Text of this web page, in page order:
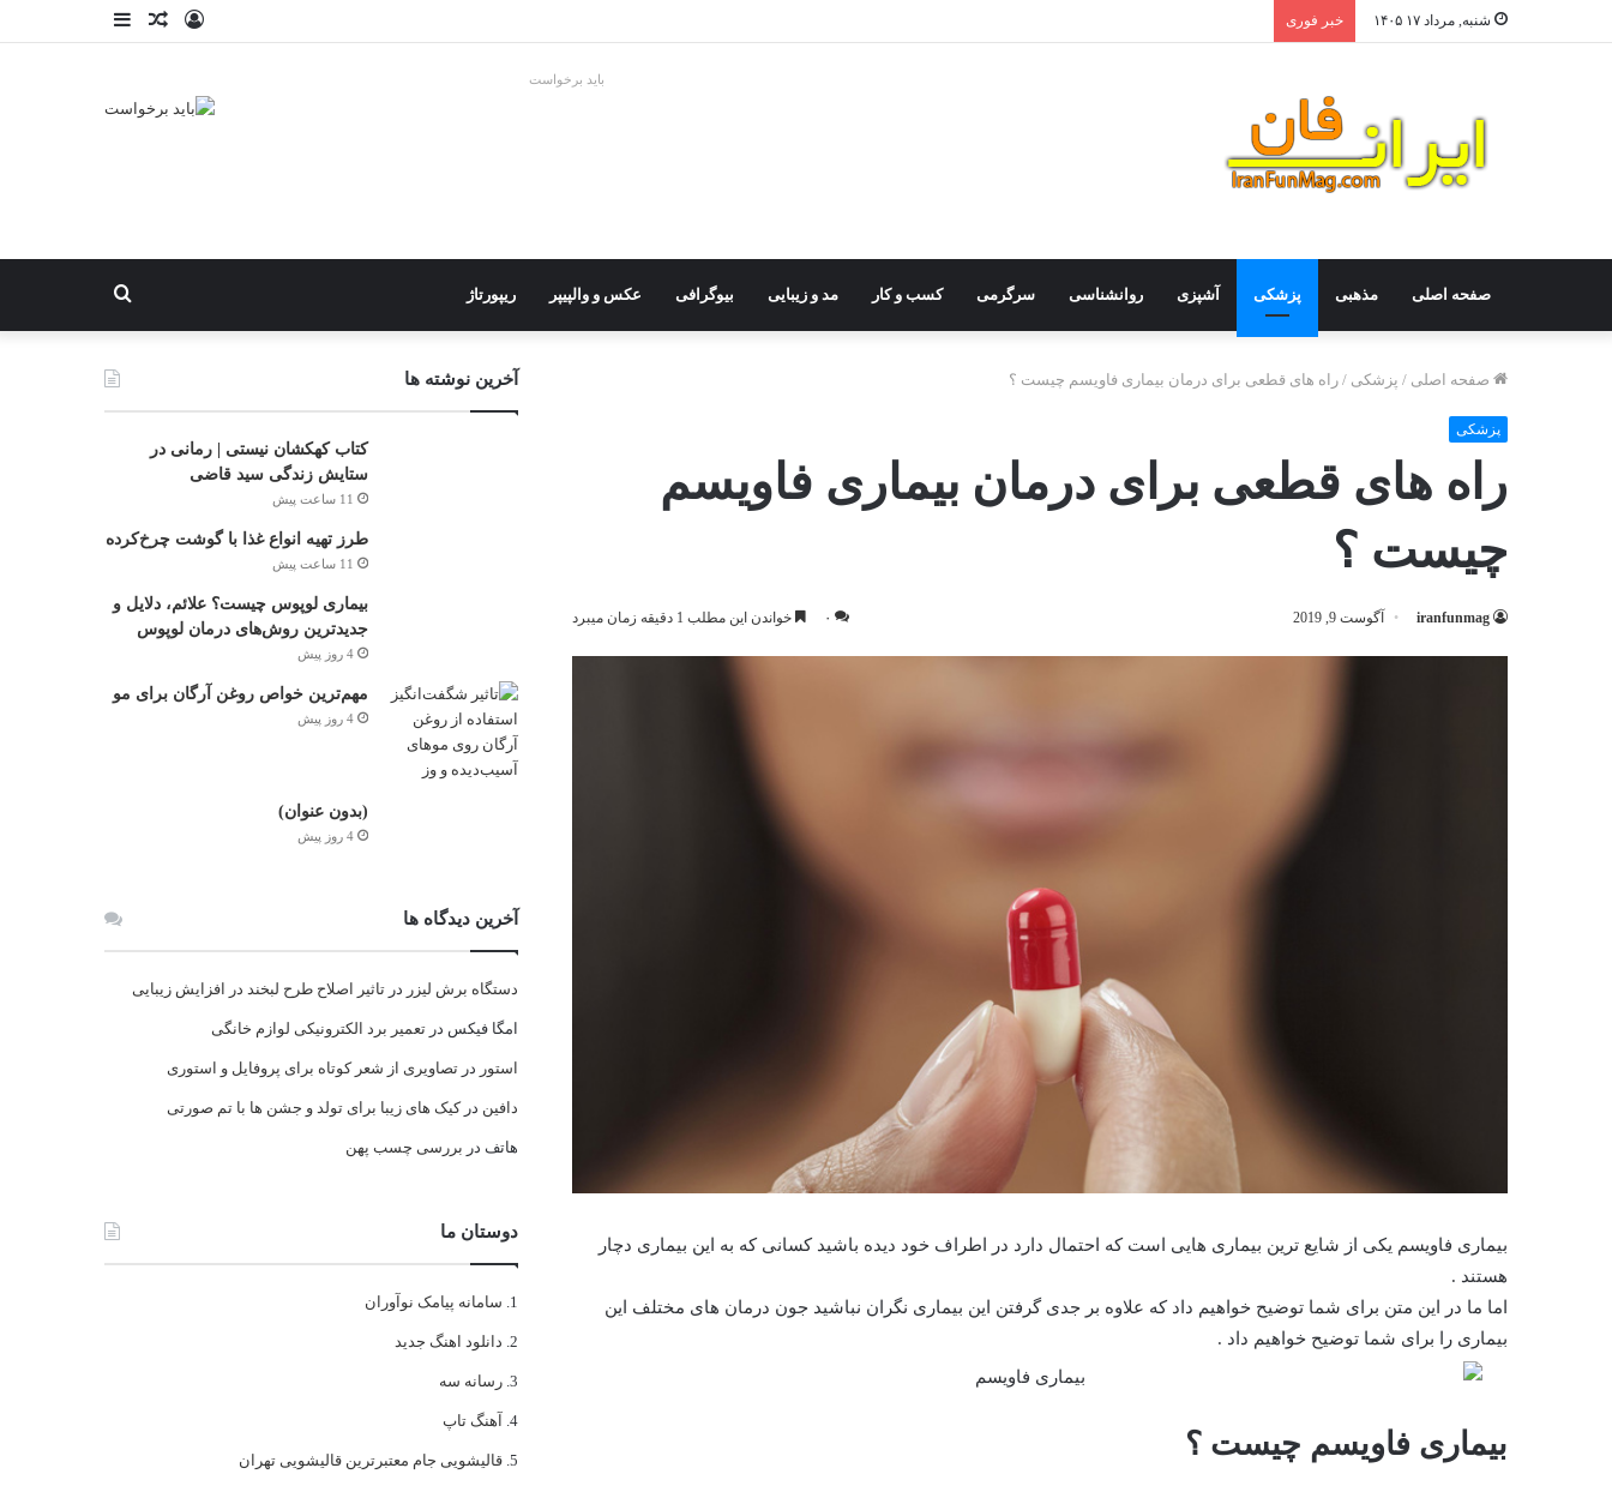
شنبه, مرداد ۱۷ ۱۴۰۵ خبر فوری نوشته ورود
باید برخواست
صفحه اصلی مذهبی پزشکی آشپزی روانشناسی سرگرمی کسب و کار مد و زیبایی بیوگرافی عکس و والپیپر ریپورتاژ
برای
صفحه اصلی / پزشکی / راه های قطعی برای درمان بیماری فاویسم چیست ؟
پزشکی
راه های قطعی برای درمان بیماری فاویسم
چیست ؟
iranfunmag آگوست 9, 2019 ۰ خواندن این مطلب 1 دقیقه زمان میبرد
بیماری فاویسم یکی از شایع ترین بیماری هایی است که احتمال دارد در اطراف خود دیده باشید کسانی که به این بیماری دچار
هستند .
اما ما در این متن برای شما توضیح خواهیم داد که علاوه بر جدی گرفتن این بیماری نگران نباشید جون درمان های مختلف این
بیماری را برای شما توضیح خواهیم داد .
بیماری فاویسم چیست ؟
آخرین نوشته ها
کتاب کهکشان نیستی | رمانی در
ستایش زندگی سید قاضی
11 ساعت پیش
طرز تهیه انواع غذا با گوشت چرخ‌کرده
11 ساعت پیش
بیماری لوپوس چیست؟ علائم، دلایل و
جدیدترین روش‌های درمان لوپوس
4 روز پیش
مهم‌ترین خواص روغن آرگان برای مو
4 روز پیش
(بدون عنوان)
4 روز پیش
آخرین دیدگاه ها
دستگاه برش لیزر درتاثیر اصلاح طرح لبخند در افزایش زیبایی
امگا فیکس درتعمیر برد الکترونیکی لوازم خانگی
استور درتصاویری از شعر کوتاه برای پروفایل و استوری
دافین درکیک های زیبا برای تولد و جشن ها با تم صورتی
هاتف در بررسی چسب پهن
دوستان ما
سامانه پیامک نوآوران
دانلود اهنگ جدید
رسانه سه
آهنگ تاپ
قالیشویی جام معتبرترین قالیشویی تهران